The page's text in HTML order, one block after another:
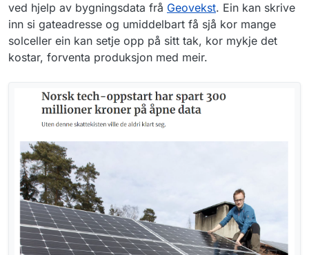
ved hjelp av bygningsdata frå Geovekst. Ein kan skrive
inn si gateadresse og umiddelbart få sjå kor mange
solceller ein kan setje opp på sitt tak, kor mykje det
kostar, forventa produksjon med meir.